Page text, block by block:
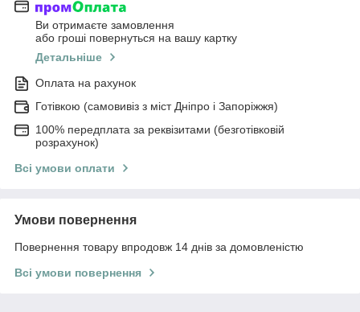
Ви отримаєте замовлення
або гроші повернуться на вашу картку
Детальніше
Оплата на рахунок
Готівкою (самовивіз з міст Дніпро і Запоріжжя)
100% передплата за реквізитами (безготівковій
розрахунок)
Всі умови оплати
Умови повернення
Повернення товару впродовж 14 днів за домовленістю
Всі умови повернення